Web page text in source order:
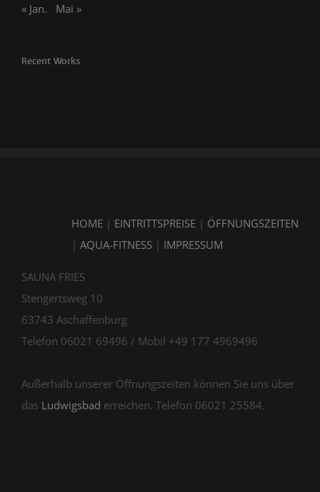
« Jan.
Mai »
Recent Works
HOME | EINTRITTSPREISE | ÖFFNUNGSZEITEN
| AQUA-FITNESS | IMPRESSUM
SAUNA FRIES
Stengertsweg 10
63743 Aschaffenburg
Telefon 06021 69496 / Mobil +49 177 4969496
Außerhalb unserer Öffnungszeiten können Sie uns über
das Ludwigsbad erreichen. Telefon 06021 25584.